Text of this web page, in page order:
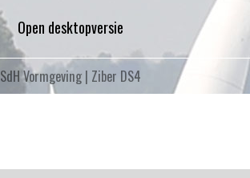
Open desktopversie
SdH Vormgeving | Ziber DS4